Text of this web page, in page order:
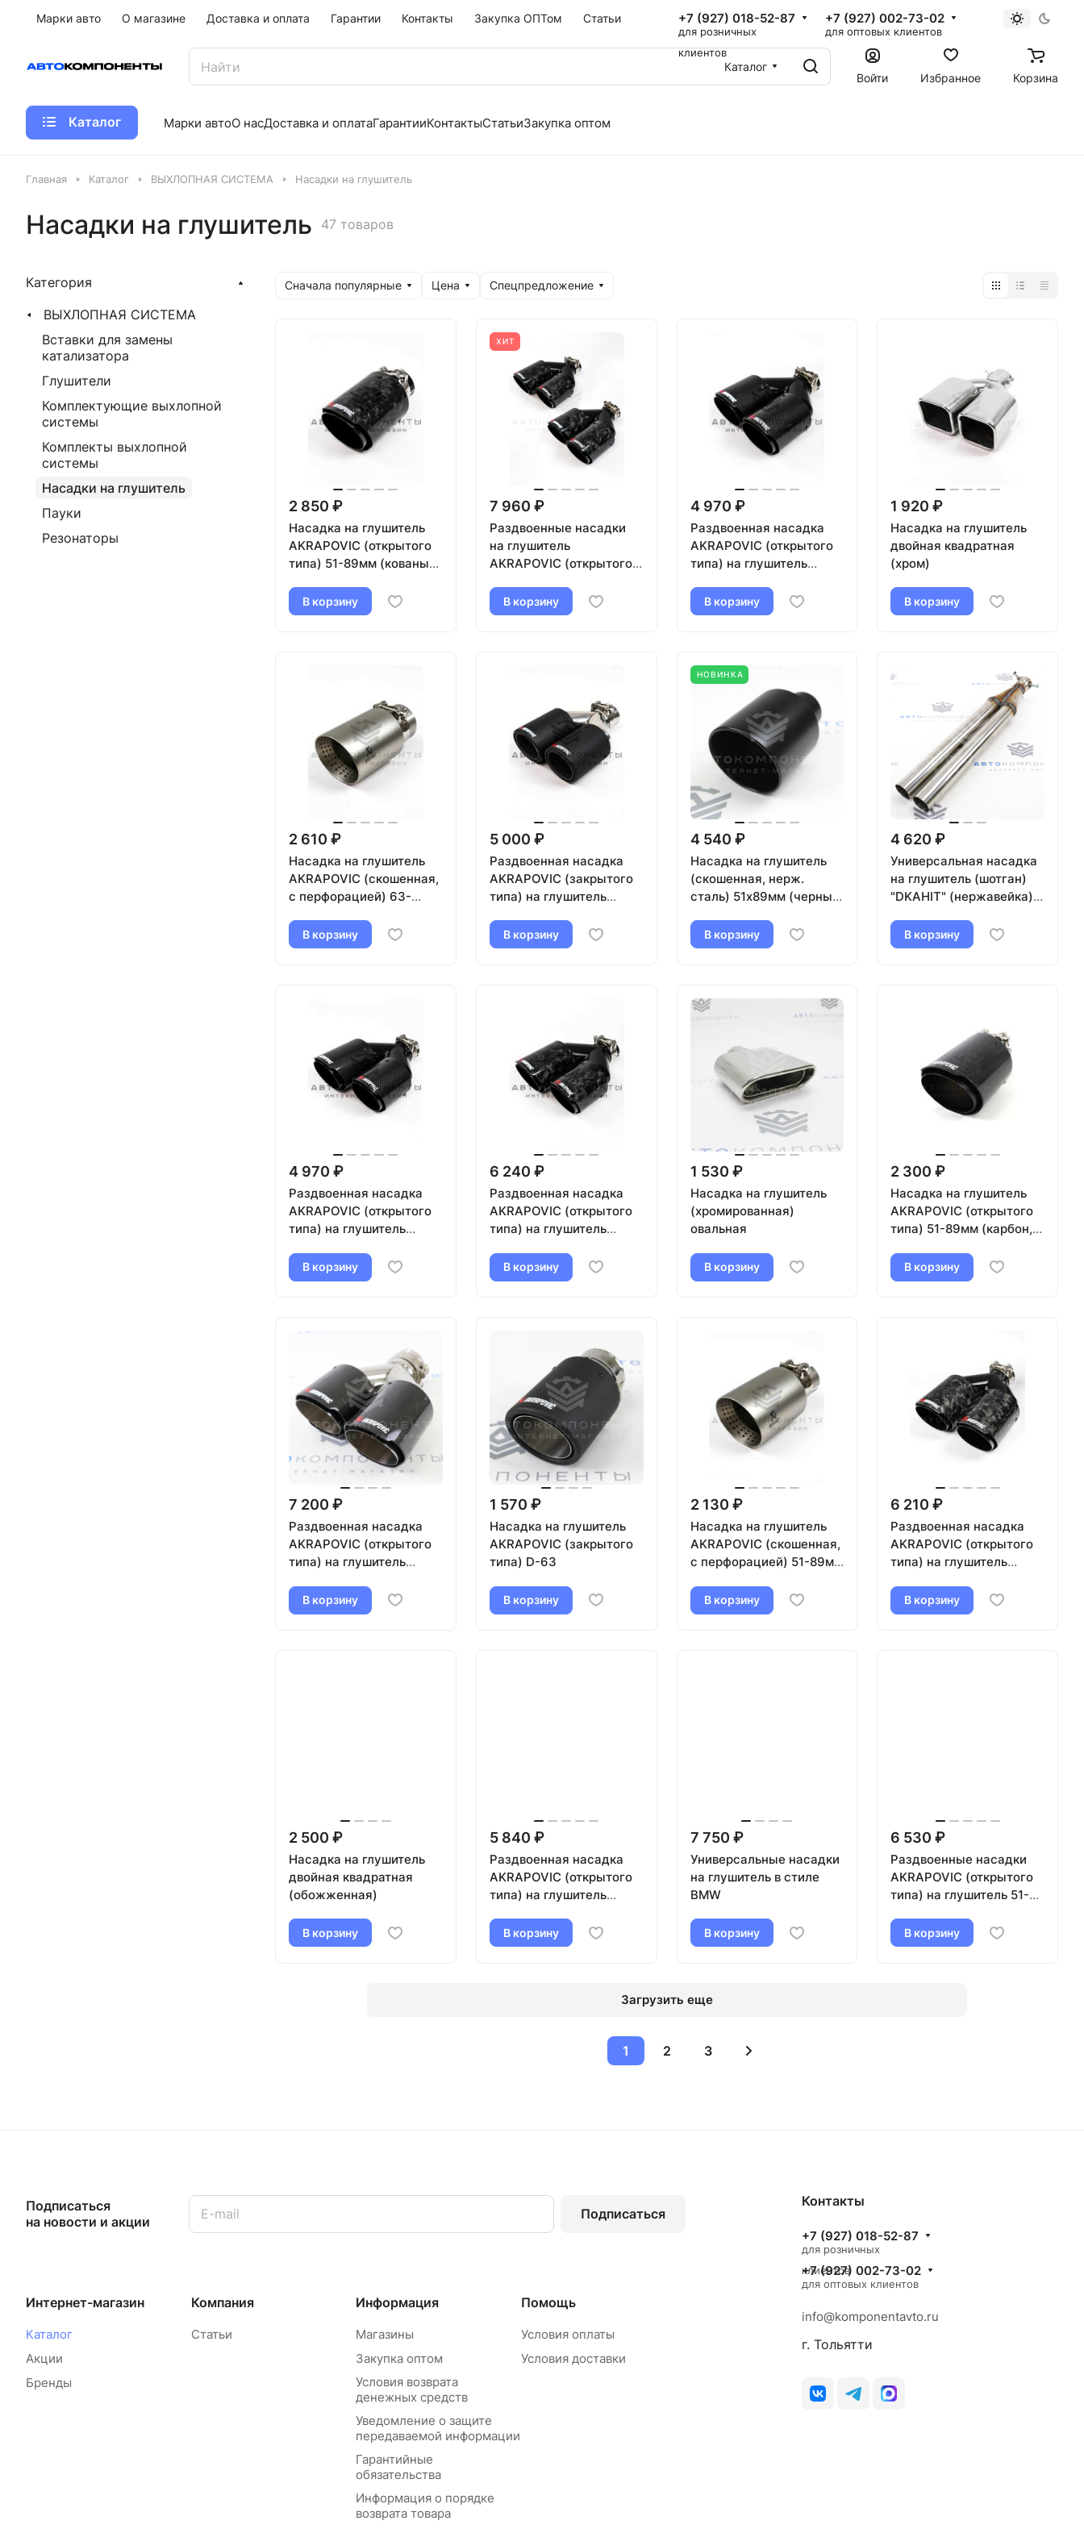
Марки авто О магазине Доставка и оплата Гарантии Контакты Закупка ОПТом Статьи +7 (927) 018-52-87
для розничных
клиентов
+7 (927) 002-73-02
для оптовых клиентов
Каталог
Войти
Избранное Корзина
Каталог Марки автоО насДоставка и оплатаГарантииКонтактыСтатьиЗакупка оптом
Главная Каталог ВЫХЛОПНАЯ СИСТЕМА Насадки на глушитель
Насадки на глушитель 47 товаров
Сначала популярные Цена Спецпредложение
2 850 ₽
Насадка на глушитель
AKRAPOVIC (открытого
типа) 51-89мм (кованый
В корзину
ХИТ
7 960 ₽
Раздвоенные насадки
на глушитель
AKRAPOVIC (открытого
карбон, черные) (2 шт)
В корзину
4 970 ₽
Раздвоенная насадка
AKRAPOVIC (открытого
типа) на глушитель
(карбон, черная)
В корзину
1 920 ₽
Насадка на глушитель
двойная квадратная
(хром)
В корзину
2 610 ₽
Насадка на глушитель
AKRAPOVIC (скошенная,
с перфорацией) 63-
В корзину
5 000 ₽
Раздвоенная насадка
AKRAPOVIC (закрытого
типа) на глушитель
(карбон)
В корзину
НОВИНКА
4 540 ₽
Насадка на глушитель
(скошенная, нерж.
сталь) 51х89мм (черный
В корзину
4 620 ₽
Универсальная насадка
на глушитель (шотган)
"DKAHIT" (нержавейка)
В корзину
4 970 ₽
Раздвоенная насадка
AKRAPOVIC (открытого
типа) на глушитель
(карбон, черная)
В корзину
6 240 ₽
Раздвоенная насадка
AKRAPOVIC (открытого
типа) на глушитель
(кованый карбон,
черная)
В корзину
1 530 ₽
Насадка на глушитель
(хромированная)
овальная
В корзину
2 300 ₽
Насадка на глушитель
AKRAPOVIC (открытого
типа) 51-89мм (карбон,
В корзину
7 200 ₽
Раздвоенная насадка
AKRAPOVIC (открытого
типа) на глушитель
хром)
В корзину
1 570 ₽
Насадка на глушитель
AKRAPOVIC (закрытого
типа) D-63
В корзину
2 130 ₽
Насадка на глушитель
AKRAPOVIC (скошенная,
с перфорацией) 51-89мм
В корзину
6 210 ₽
Раздвоенная насадка
AKRAPOVIC (открытого
типа) на глушитель
(кованый карбон,
черная)
В корзину
2 500 ₽
Насадка на глушитель
двойная квадратная
(обожженная)
В корзину
5 840 ₽
Раздвоенная насадка
AKRAPOVIC (открытого
типа) на глушитель
(карбон, черная)
В корзину
7 750 ₽
Универсальные насадки
на глушитель в стиле
BMW
В корзину
6 530 ₽
Раздвоенные насадки
AKRAPOVIC (открытого
типа) на глушитель 51-
(2 шт)
В корзину
Загрузить еще
1 2 3
Категория
ВЫХЛОПНАЯ СИСТЕМА
Вставки для замены
катализатора
Глушители
Комплектующие выхлопной
системы
Комплекты выхлопной
системы
Насадки на глушитель
Пауки
Резонаторы
Подписаться
на новости и акции
Подписаться
Интернет-магазин
Каталог
Акции
Бренды
Компания
Статьи
Информация
Магазины
Закупка оптом
Условия возврата
денежных средств
Уведомление о защите
передаваемой информации
Гарантийные
обязательства
Информация о порядке
возврата товара
Помощь
Условия оплаты
Условия доставки
Контакты
+7 (927) 018-52-87
для розничных
клиентов
+7 (927) 002-73-02
для оптовых клиентов
info@komponentavto.ru
г. Тольятти